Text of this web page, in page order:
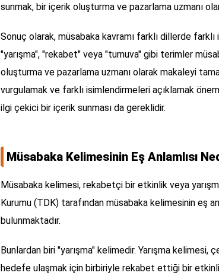
sunmak, bir içerik oluşturma ve pazarlama uzmanı
Sonuç olarak, müsabaka kavramı farklı dillerde
"yarışma", "rekabet" veya "turnuva" gibi terimler
oluşturma ve pazarlama uzmanı olarak makaleyi
vurgulamak ve farklı isimlendirmeleri açıklamak
ilgi çekici bir içerik sunması da gereklidir.
Müsabaka Kelimesinin Eş Anlamlısı
Müsabaka kelimesi, rekabetçi bir etkinlik veya
Kurumu (TDK) tarafından müsabaka kelimesinin eş
bulunmaktadır.
Bunlardan biri "yarışma" kelimedir. Yarışma kelimesi,
hedefe ulaşmak için birbiriyle rekabet ettiği bir